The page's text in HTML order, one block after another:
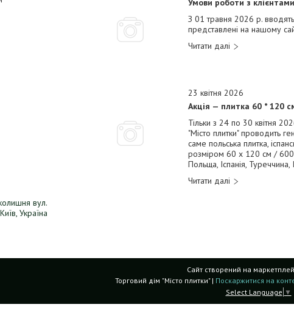
вул.
Україна
Умови роботи з
З 01 травня 2026 р.
представлені на нашому
23 квітня 2026
Акція — плитка 60 * 120
Тільки з 24 по 30 квітня
"Місто плитки" проводить
саме польська плитка,
розміром 60 х 120 см / 600
Польща, Іспанія,
Сайт створений на
Торговий дім "Місто плитки" | Поскаржитися на
Select Language ▼